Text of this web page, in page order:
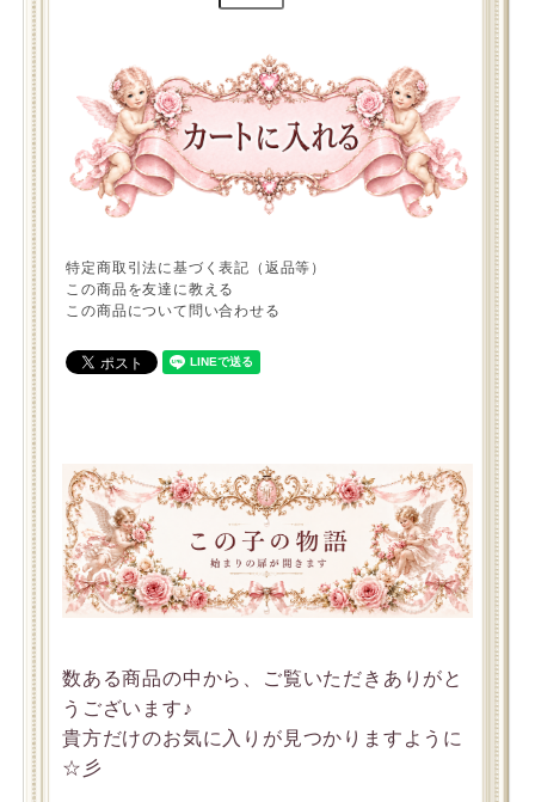
特定商取引法に基づく表記（返品等）
この商品を友達に教える
この商品について問い合わせる
数ある商品の中から、ご覧いただきありがと
うございます♪
貴方だけのお気に入りが見つかりますように
☆彡